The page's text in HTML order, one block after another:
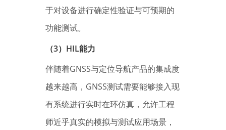
于对设备进行确定性验证与可预期的
功能测试。
（3）HIL能力
伴随着GNSS与定位导航产品的集成度
越来越高，GNSS测试需要能够接入现
有系统进行实时在环仿真，允许工程
师近乎真实的模拟与测试应用场景，